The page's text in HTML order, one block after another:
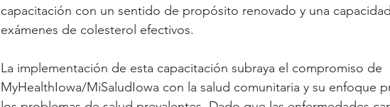
capacitación con un sentido de propósito renovado y una
exámenes de colesterol efectivos.
La implementación de esta capacitación subraya el compromiso de
MyHealthIowa/MiSaludIowa con la salud comunitaria y su enfoque